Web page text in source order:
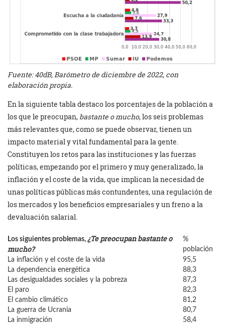
Fuente: 40dB, Barómetro de diciembre de 2022, con
elaboración propia.
En la siguiente tabla destaco los porcentajes de la población a
los que le preocupan, bastante o mucho, los seis problemas
más relevantes que, como se puede observar, tienen un
impacto material y vital fundamental para la gente.
Constituyen los retos para las instituciones y las fuerzas
políticas, empezando por el primero y muy generalizado, la
inflación y el coste de la vida, que implican la necesidad de
unas políticas públicas más contundentes, una regulación de
los mercados y los beneficios empresariales y un freno a la
devaluación salarial.
Los siguientes problemas, ¿Te preocupan bastante o
mucho?
%
población
La inflación y el coste de la vida
95,5
La dependencia energética
88,3
Las desigualdades sociales y la pobreza
87,3
El paro
82,3
El cambio climático
81,2
La guerra de Ucrania
80,7
La inmigración
58,4